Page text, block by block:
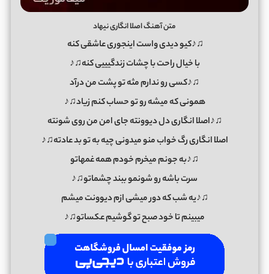
متن آهنگ اصلا انگاری نیهاد
♫♪کیو دیدی واست اینجوری عاشقی کنه ‌
با خیال راحت با چشات زندگیییی کنه♫♪
♫♪کسی رو ندارم مثه تو پشت من درآد
همونی که میشه رو تو حساب کنم زیاد♫♪
♫♪اصلا انگاری دل دیوونته جای امن من روی شونته
اصلا انگاری رگ خواب منو میدونی چیه به تو بد عادته♫♪
♫♪به جونم میخرم خودم همه غمهاتو
سرت باشه رو شونمو ببند چشماتو♫♪
♫♪یه شب که دور میشی ازم دیوونت میشم
میبینم تا خود صبح تو گوشیم عکساتو♫♪